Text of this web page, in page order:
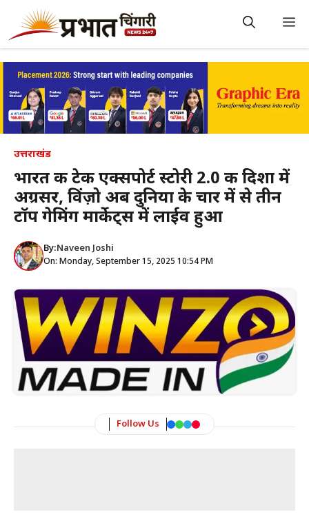
content
उत्तराखंड
भारत की टेक एक्सपोर्ट स्टोरी 2.0 की दिशा में
अग्रसर, विंज़ो अब दुनिया के चार में से तीन
टॉप गेमिंग मार्केट्स में लाईव हुआ
By:Naveen Joshi
On: Monday, September 15, 2025 10:54 PM
Follow Us